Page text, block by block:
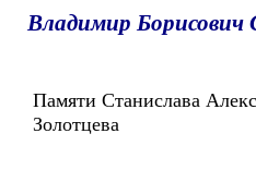
Владимир Борисович
Памяти Станислава
Золотцева